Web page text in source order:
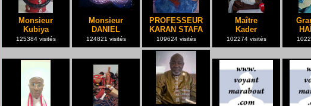
Monsieur
Kubiya
125384 visités
Monsieur
DANIEL
124821 visités
PROFESSEUR
KARAN STAFA
109624 visités
Maître
Kader
102274 visités